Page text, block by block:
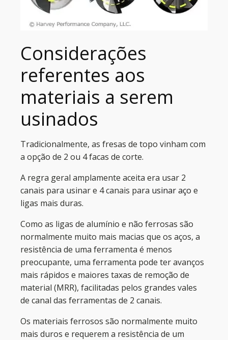
Considerações
referentes aos
materiais a serem
usinados
Tradicionalmente, as fresas de topo vinham com
a opção de 2 ou 4 facas de corte.
A regra geral amplamente aceita era usar 2
canais para usinare 4 canais para usinar aço e
ligas mais duras.
Como as ligas de alumínio e não ferrosas são
normalmente muito mais macias que os aços, a
resistência de uma ferramenta é menos
preocupante, uma ferramenta pode ter avanços
mais rápidos e maiores taxas de remoção de
material (MRR), facilitadas pelos grandes vales
de canal das ferramentas de 2 canais.
Os materiais ferrosos são normalmente muito
mais duros e requerem a resistência de um